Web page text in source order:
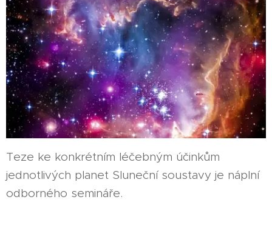
Teze ke konkrétním léčebným účinkům
jednotlivých planet Sluneční soustavy je náplní
odborného semináře.